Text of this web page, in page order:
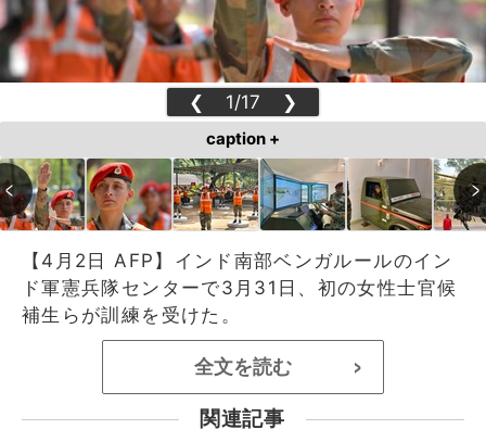
❮ 1/17 ❯
caption +
【4月2日 AFP】インド南部ベンガルールのイン
ド軍憲兵隊センターで3月31日、初の女性士官候
補生らが訓練を受けた。
全文を読む >
関連記事